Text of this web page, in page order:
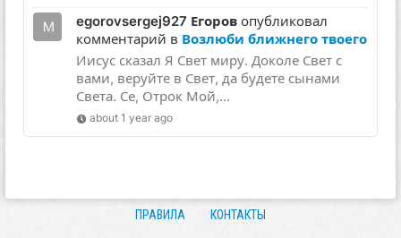
egorovsergej927 Егоров опубликовал
комментарий в Возлюби ближнего твоего
Иисус сказал Я Свет миру. Доколе Свет с
вами, веруйте в Свет, да будете сынами
Света. Се, Отрок Мой,...
about 1 year ago
ПРАВИЛА КОНТАКТЫ